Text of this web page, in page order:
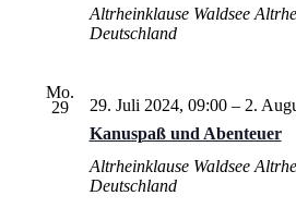
Altrheinklause Waldsee
Deutschland
Mo.
29
Kanuspaß und Abenteuer
29. Juli 2024, 09:00– 2.
Altrheinklause Waldsee
Deutschland